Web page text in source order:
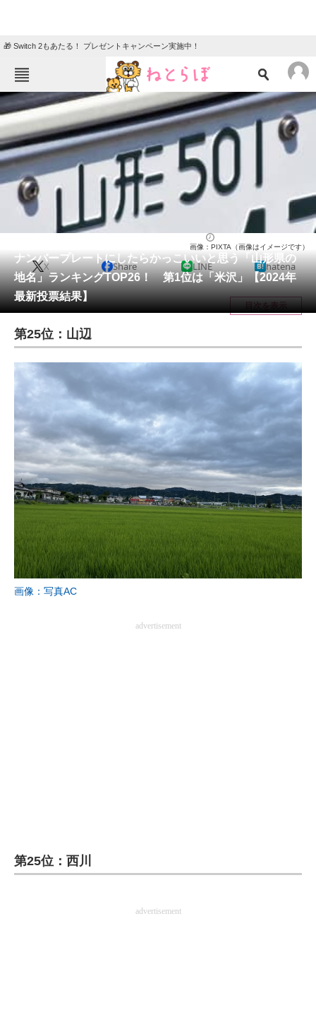
🎁 Switch 2もあたる！ プレゼントキャンペーン実施中！
ねとらぼメニュー
TOP ニュース
エンタメ クイズ
グルメ 地域
住まい 教育・育児
会員記事
メディア
注目記事を集めた総合ページ
ITの今と未来を見通す
スマホと通信の最新トレンド
進化するPCとデバイスの未来
好きが集まる 比べて選べる
ビジネスと働き方のヒント
AI活用のいまが分かる
企業ITのトレンドを詳説
経営リーダーのコミュニティ
マーケ×ITの今がよく分かる
建設×テクノロジーの最前線
ナンバープレートにしたらかっこいいと思う「山形県の
地名」ランキングTOP26！ 第1位は「米沢」【2024年
最新投票結果】
画像：PIXTA（画像はイメージです）
X Share LINE hatena
目次を表示
第25位：山辺
画像：写真AC
advertisement
第25位：西川
advertisement